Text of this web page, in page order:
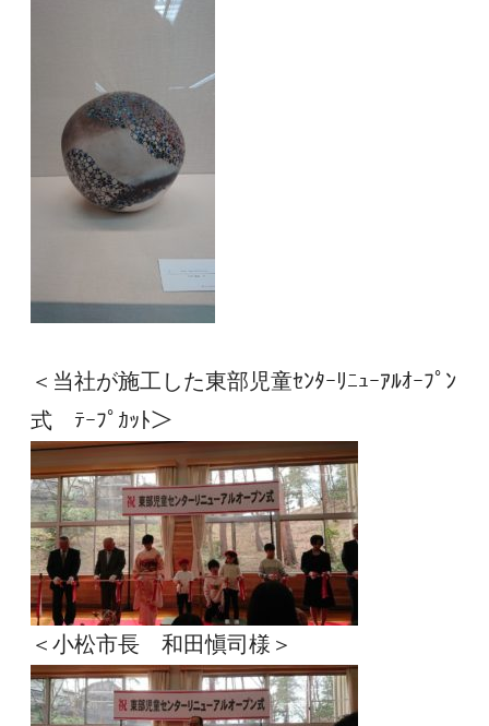
＜当社が施工した東部児童ｾﾝﾀｰﾘﾆｭｰｱﾙｵｰﾌﾟﾝ
式　ﾃｰﾌﾟｶｯﾄ＞
＜小松市長　和田愼司様＞